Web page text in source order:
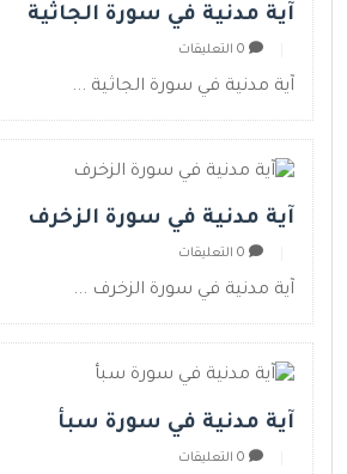
آية مدنية في سورة الجاثية
آية مدنية في سورة الجاثية ...
آية مدنية في سورة الزخرف
آية مدنية في سورة الزخرف ...
آية مدنية في سورة سبأ